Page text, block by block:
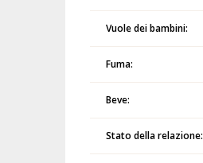
Vuole dei bambini:
Fuma:
Beve:
Stato della relazione: